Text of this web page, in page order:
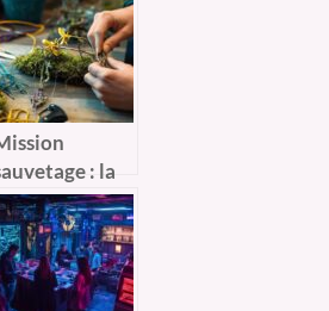
: la
orchidee
de